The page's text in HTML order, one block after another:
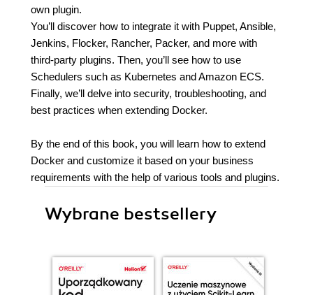
own plugin.
You’ll discover how to integrate it with Puppet, Ansible,
Jenkins, Flocker, Rancher, Packer, and more with
third-party plugins. Then, you’ll see how to use
Schedulers such as Kubernetes and Amazon ECS.
Finally, we’ll delve into security, troubleshooting, and
best practices when extending Docker.
By the end of this book, you will learn how to extend
Docker and customize it based on your business
requirements with the help of various tools and plugins.
Wybrane bestsellery